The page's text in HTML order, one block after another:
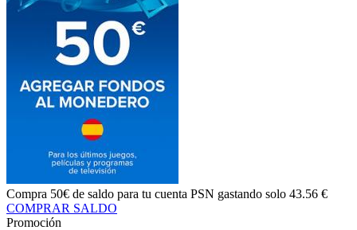
Compra 50€ de saldo para tu cuenta PSN gastando solo 43.56 €
COMPRAR SALDO
Promoción